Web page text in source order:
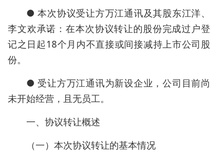
● 本次协议受让方万江通讯及其股东江洋、
李文欢承诺：在本次协议转让的股份完成过户登
记之日起18个月内不直接或间接减持上市公司股
份。
● 受让方万江通讯为新设企业，公司目前尚
未开始经营，且无员工。
一、协议转让概述
（一）本次协议转让的基本情况